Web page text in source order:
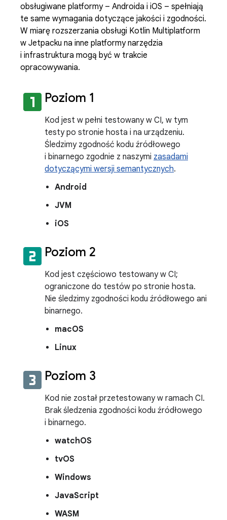
obsługiwane platformy – Androida i iOS – spełniają
te same wymagania dotyczące jakości i zgodności.
W miarę rozszerzania obsługi Kotlin Multiplatform
w Jetpacku na inne platformy narzędzia
i infrastruktura mogą być w trakcie
opracowywania.
looks_one Poziom 1
Kod jest w pełni testowany w CI, w tym
testy po stronie hosta i na urządzeniu.
Śledzimy zgodność kodu źródłowego
i binarnego zgodnie z naszymi zasadami
dotyczącymi wersji semantycznych.
Android
JVM
iOS
looks_two Poziom 2
Kod jest częściowo testowany w CI;
ograniczone do testów po stronie hosta.
Nie śledzimy zgodności kodu źródłowego ani
binarnego.
macOS
Linux
looks_3 Poziom 3
Kod nie został przetestowany w ramach CI.
Brak śledzenia zgodności kodu źródłowego
i binarnego.
watchOS
tvOS
Windows
JavaScript
WASM